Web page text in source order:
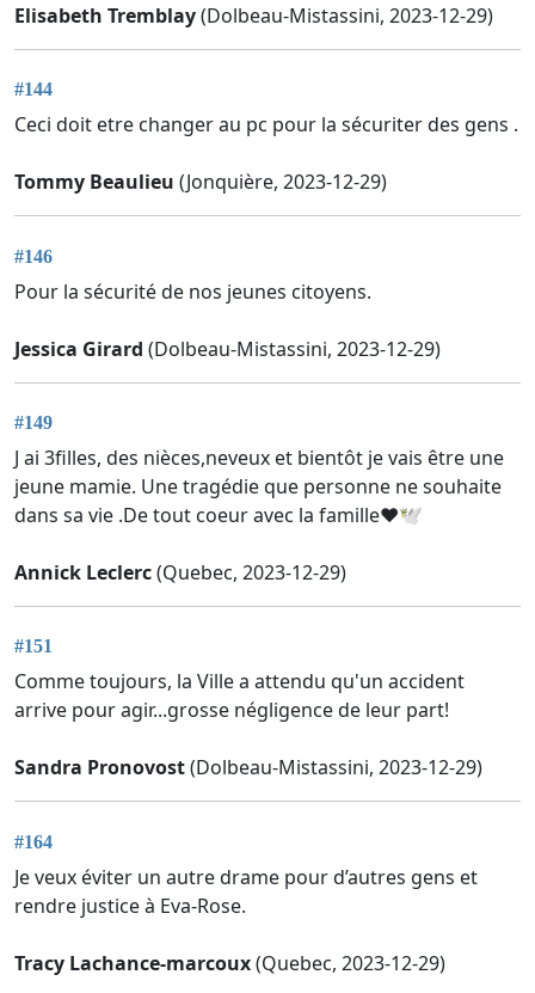
Elisabeth Tremblay(Dolbeau-Mistassini, 2023-12-29)
#144
Ceci doit etre changer au pc pour la sécuriter des gens .
Tommy Beaulieu (Jonquière, 2023-12-29)
#146
Pour la sécurité de nos jeunes citoyens.
Jessica Girard (Dolbeau-Mistassini, 2023-12-29)
#149
J ai 3filles, des nièces,neveux et bientôt je vais être une
jeune mamie. Une tragédie que personne ne souhaite
dans sa vie .De tout coeur avec la famille❤️🕊
Annick Leclerc(Quebec, 2023-12-29)
#151
Comme toujours, la Ville a attendu qu'un accident
arrive pour agir...grosse négligence de leur part!
Sandra Pronovost(Dolbeau-Mistassini, 2023-12-29)
#164
Je veux éviter un autre drame pour d’autres gens et
rendre justice à Eva-Rose.
Tracy Lachance-marcoux(Quebec, 2023-12-29)